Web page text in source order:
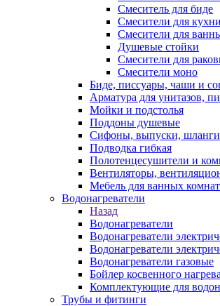
Смеситель для биде
Смесители для кухни
Смесители для
Душевые стойки
Смесители для
Смесители моно
Биде, писсуары, чаши и
Арматура для унитазов,
Мойки и подстолья
Поддоны душевые
Сифоны, выпуски,
Подводка гибкая
Полотенцесушители и
Вентиляторы,
Мебель для ванных
Водонагреватели
Назад
Водонагреватели
Водонагреватели
Водонагреватели
Водонагреватели газовые
Бойлер косвенного нагрева
Комплектующие для
Трубы и фитинги